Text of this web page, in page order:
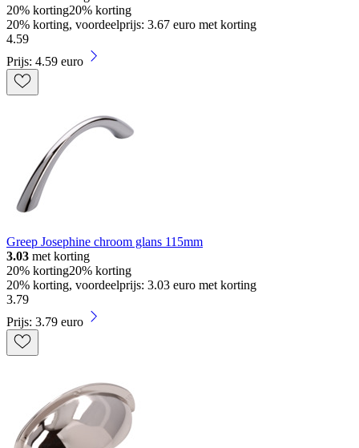
20% korting20% korting
20% korting, voordeelprijs: 3.67 euro met korting
4.59
Prijs: 4.59 euro
Greep Josephine chroom glans 115mm
3.03 met korting
20% korting20% korting
20% korting, voordeelprijs: 3.03 euro met korting
3.79
Prijs: 3.79 euro